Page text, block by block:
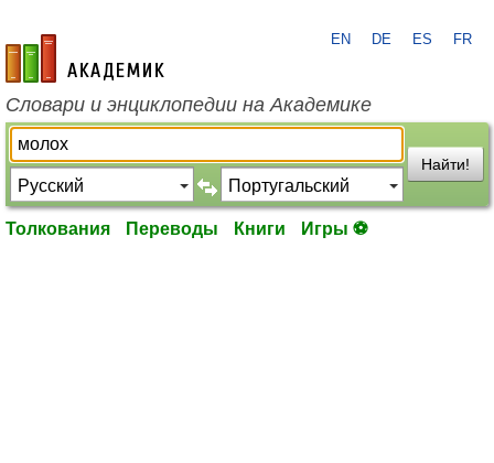
academic.ru
EN DE ES FR
Словари и энциклопедии на Академике
Найти!
Толкования Переводы Книги Игры ⚽